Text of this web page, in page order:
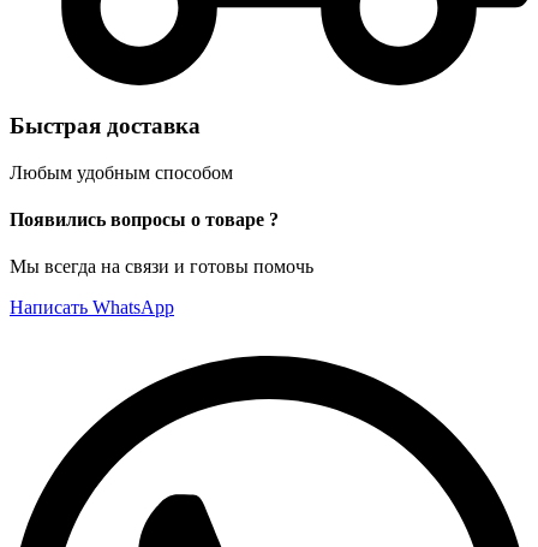
Быстрая доставка
Любым удобным способом
Появились вопросы о товаре ?
Мы всегда на связи и готовы помочь
Написать WhatsApp